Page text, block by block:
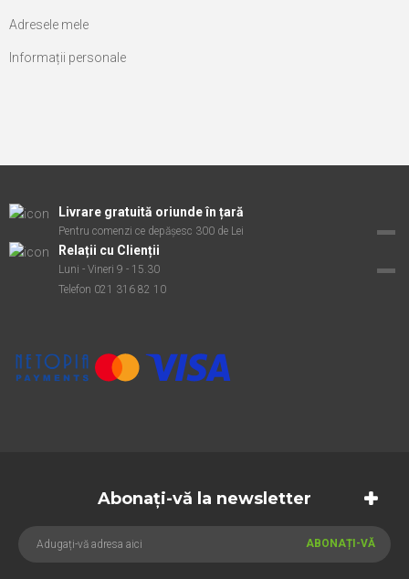
Adresele mele
Informații personale
Livrare gratuită oriunde în țară
Pentru comenzi ce depășesc 300 de Lei
Relații cu Clienții
Luni - Vineri 9 - 15.30
Telefon 021 316 82 10
Abonați-vă la newsletter
ABONAȚI-VĂ